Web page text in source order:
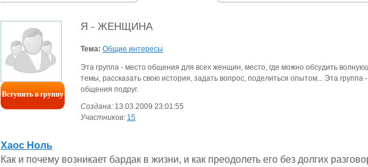
Вступить в группу
Я - ЖЕНЩИНА
Тема: Общие интересы
Эта группа - место общения для всех женщин, место, где можно обсудить
темы, рассказать свою история, задать вопрос, поделиться опытом... Эта группа
общения подруг.
Создана: 13.03.2009 23:01:55
Участников: 15
Хаоc Ноль
Как и почему возникает бардак в жизни, и как преодолеть его без долгих